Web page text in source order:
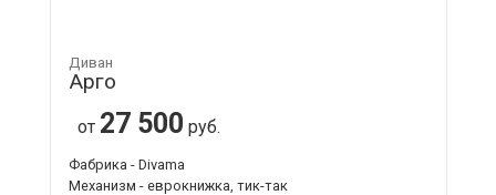
Диван
Арго
от 27 500 руб.
Фабрика - Divama
Механизм - еврокнижка, тик-так